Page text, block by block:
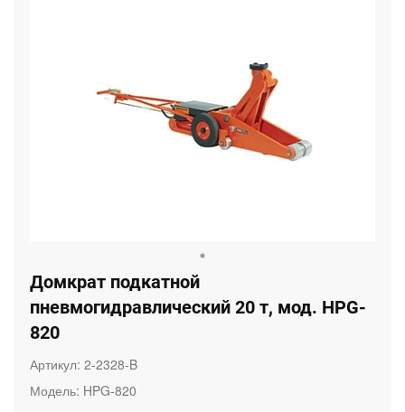
Домкрат подкатной
пневмогидравлический 20 т, мод. HPG-
820
Артикул: 2-2328-B
Модель: HPG-820